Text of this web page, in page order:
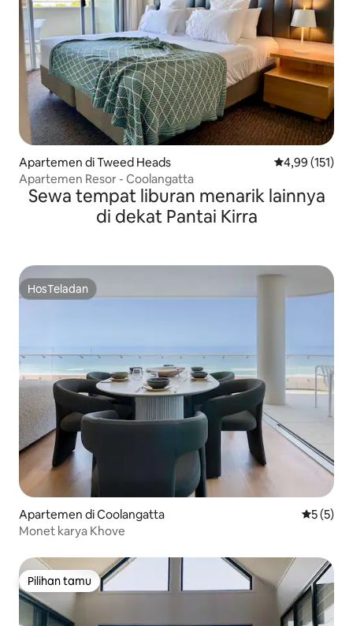
Apartemen di Tweed Heads Nilai rata-rata
4,99 (151)
Apartemen Resor - Coolangatta
Sewa tempat liburan menarik lainnya
di dekat Pantai Kirra
HosTeladan
HosTeladan
Apartemen di Coolangatta Nilai
5 (5)
Monet karya Khove
Pilihan tamu
Pilihan tamu